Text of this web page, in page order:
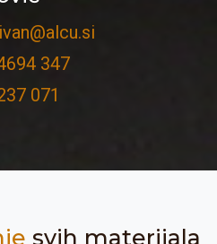
347
071
svih materijala